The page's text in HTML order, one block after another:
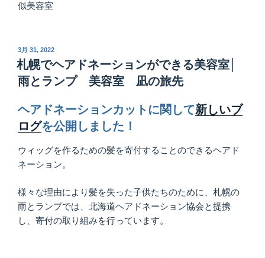
似美容室
投
稿
日:
3月 31, 2022
札幌でヘアドネーションができる美容室│
雨とランプ 美容室 凪の旅先
ヘアドネーションカットに関して新しいブ
ログを公開しました！
ウィッグを作るための髪を寄付することのできるヘアド
ネーション。
様々な理由により髪を失った子供たちのために、札幌の
雨とランプでは、北海道ヘアドネーション協会と提携
し、寄付の取り組みを行っています。